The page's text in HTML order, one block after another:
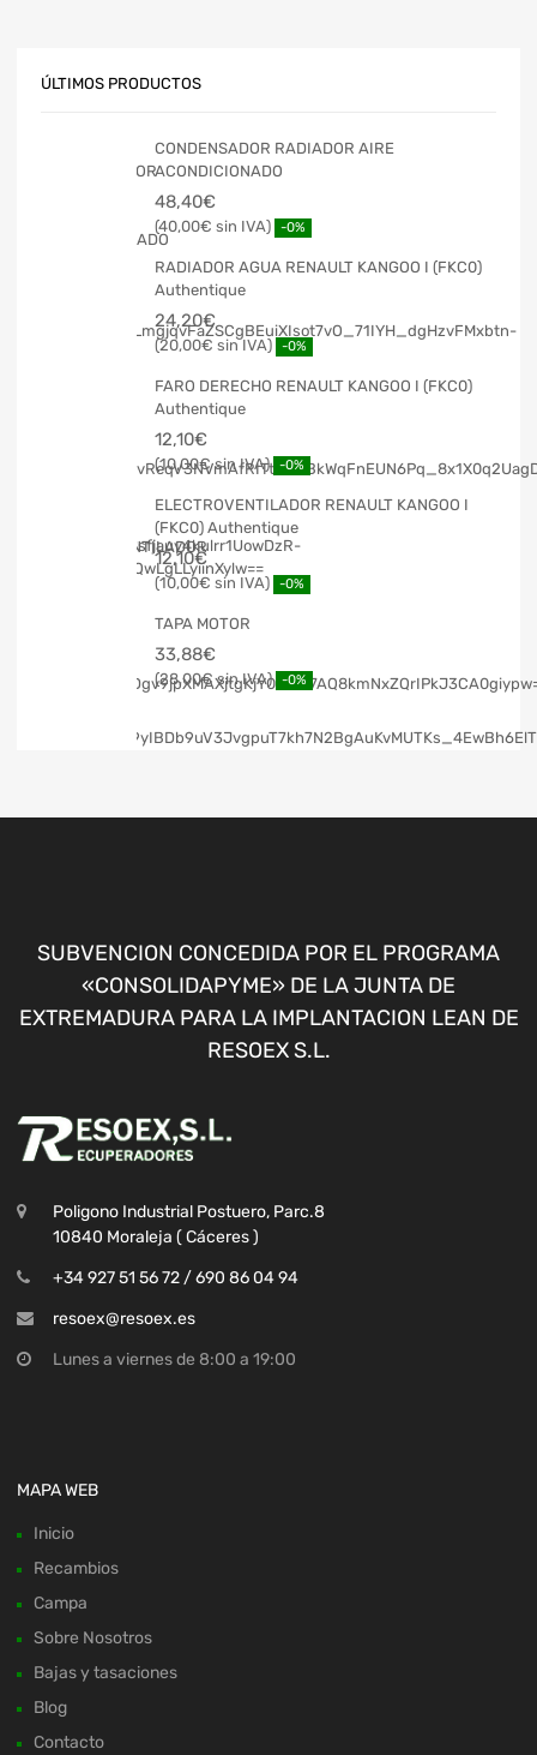
ÚLTIMOS PRODUCTOS
CONDENSADOR RADIADOR AIRE
ACONDICIONADO
48,40€
40,00€ -0%
RADIADOR AGUA RENAULT KANGOO I (FKC0)
Authentique
24,20€
20,00€ -0%
FARO DERECHO RENAULT KANGOO I (FKC0)
Authentique
12,10€
10,00€ -0%
ELECTROVENTILADOR RENAULT KANGOO I
(FKC0) Authentique
12,10€
10,00€ -0%
TAPA MOTOR
33,88€
28,00€ -0%
SUBVENCION CONCEDIDA POR EL PROGRAMA
«CONSOLIDAPYME» DE LA JUNTA DE
EXTREMADURA PARA LA IMPLANTACION LEAN DE
RESOEX S.L.
Poligono Industrial Postuero, Parc.8
10840 Moraleja ( Cáceres )
+34 927 51 56 72 / 690 86 04 94
resoex@resoex.es
Lunes a viernes de 8:00 a 19:00
MAPA WEB
Inicio
Recambios
Campa
Sobre Nosotros
Bajas y tasaciones
Blog
Contacto